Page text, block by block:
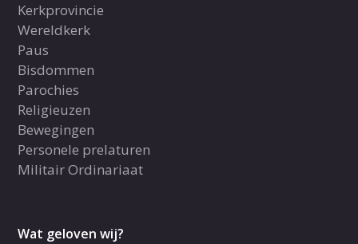
Kerkprovincie
Wereldkerk
Paus
Bisdommen
Parochies
Religieuzen
Bewegingen
Personele prelaturen
Militair Ordinariaat
Wat geloven wij?